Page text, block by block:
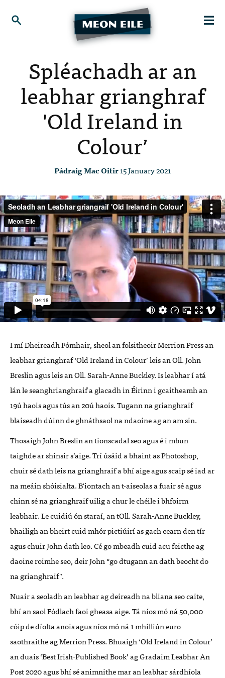
Spléachadh ar an
leabhar grianghraf
'Old Ireland in
Colour’
Pádraig Mac Oitir15 January 2021
I mí Dheireadh Fómhair, sheol an folsitheoir Merrion Press an
leabhar grianghraf ‘Old Ireland in Colour’ leis an Oll. John
Breslin agus leis an Oll. Sarah-Anne Buckley. Is leabhar í atá
lán le seanghrianghraif a glacadh in Éirinn i gcaitheamh an
19ú haois agus tús an 20ú haois. Tugann na grianghraif
blaiseadh dúinn de ghnáthsaol na ndaoine ag an am sin.
Thosaigh John Breslin an tionscadal seo agus é i mbun
taighde ar shinsir s’aige. Trí úsáid a bhaint as Photoshop,
chuir sé dath leis na grianghraif a bhí aige agus scaip sé iad ar
na meáin shóisialta. B'iontach an t-aiseolas a fuair sé agus
chinn sé na grianghraif uilig a chur le chéile i bhfoirm
leabhair. Le cuidiú ón staraí, an tOll. Sarah-Anne Buckley,
bhailigh an bheirt cuid mhór pictiúirí as gach cearn den tír
agus chuir John dath leo. Cé go mbeadh cuid acu feicthe ag
daoine roimhe seo, deir John “go dtugann an dath beocht do
na grianghraif".
Nuair a seoladh an leabhar ag deireadh na bliana seo caite,
bhí an saol Fódlach faoi gheasa aige. Tá níos mó ná 50,000
cóip de díolta anois agus níos mó ná 1 mhilliún euro
saothraithe ag Merrion Press. Bhuaigh ‘Old Ireland in Colour’
an duais ‘Best Irish-Published Book’ ag Gradaim Leabhar An
Post 2020 agus bhí sé animnithe mar an leabhar sárdhíola